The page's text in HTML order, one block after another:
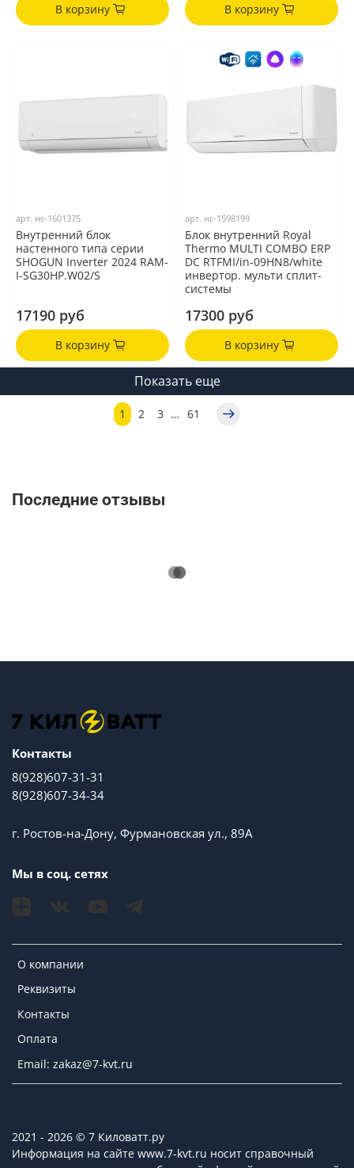
В корзину В корзину
арт. нс-1601375
Внутренний блок
настенного типа серии
SHOGUN Inverter 2024 RAM-
I-SG30HP.W02/S
17190 руб
В корзину
арт. нс-1598199
Блок внутренний Royal
Thermo MULTI COMBO ERP
DC RTFMI/in-09HN8/white
инвертор. мульти сплит-
системы
17300 руб
В корзину
Показать еще
1 2 3 … 61
Последние отзывы
О компании
Реквизиты
Контакты
Оплата
Email: zakaz@7-kvt.ru
Контакты
8(928)607-31-31
8(928)607-34-34
г. Ростов-на-Дону, Фурмановская ул., 89А
Мы в соц. сетях
2021 - 2026 © 7 Киловатт.ру
Информация на сайте www.7-kvt.ru носит справочный